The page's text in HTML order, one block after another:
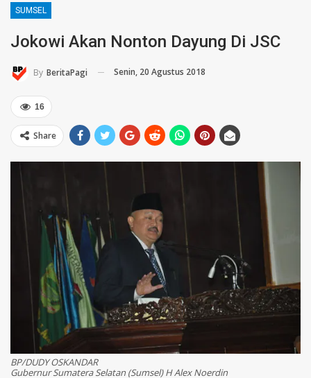
SUMSEL
Jokowi Akan Nonton Dayung Di JSC
By BeritaPagi Senin, 20 Agustus 2018
16
Share
BP/DUDY OSKANDAR
Gubernur Sumatera Selatan (Sumsel) H Alex Noerdin